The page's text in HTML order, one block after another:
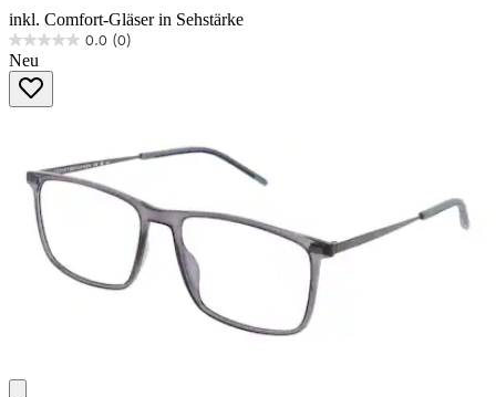
inkl. Comfort-Gläser in Sehstärke
0.0 (0)
0.0
von
Sternen.
Neu